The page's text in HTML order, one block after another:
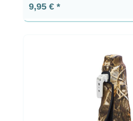
Prix régulier :
9,95 €